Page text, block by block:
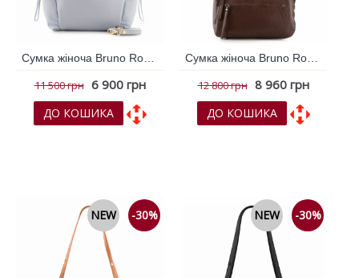
11 500 грн 6 900 грн
ДО КОШИКА
12 800 грн 8 960 грн
ДО КОШИКА
-30%
NEW -30%
NEW